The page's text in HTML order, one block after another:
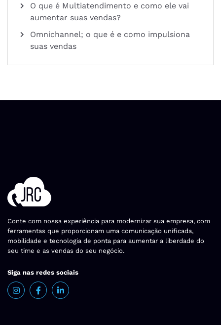
O que é Multiatendimento e como ele vai
aumentar suas vendas?
Omnichannel; o que é e como impulsiona
suas vendas
Conte com nossa experiência para modernizar sua empresa, com
ferramentas que proporcionam uma comunicação unificada,
mobilidade e tecnologia de ponta para aumentar a liberdade do
seu time e as vendas do seu negócio.
Siga nas redes sociais